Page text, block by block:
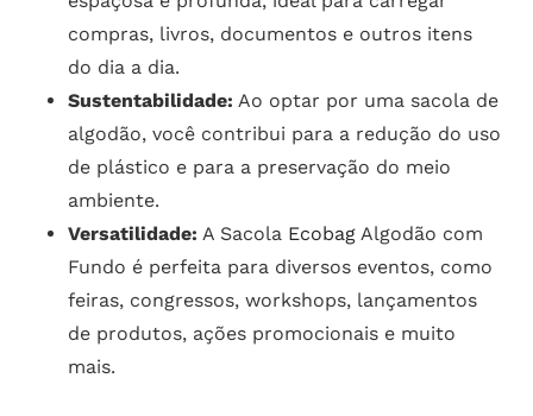
compras, livros, documentos e outros itens
do dia a dia.
Sustentabilidade: Ao optar por uma sacola de
algodão, você contribui para a redução do uso
de plástico e para a preservação do meio
ambiente.
Versatilidade: A Sacola EcobagAlgodão com
Fundo é perfeita para diversos eventos, como
feiras, congressos, workshops, lançamentos
de produtos, ações promocionais e muito
mais.